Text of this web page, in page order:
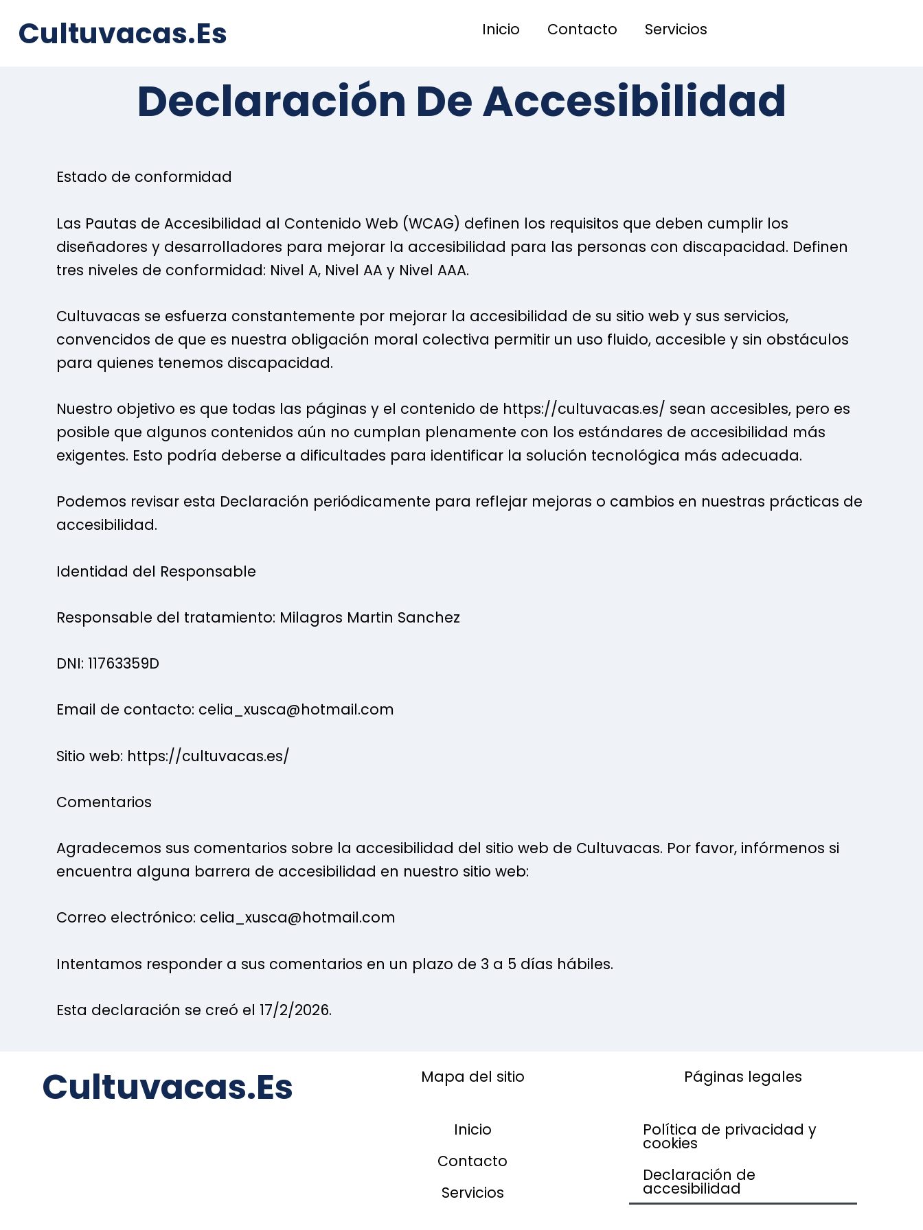
Cultuvacas.es Inicio Contacto Servicios
Declaración De Accesibilidad
Estado de conformidad
Las Pautas de Accesibilidad al Contenido Web (WCAG) definen los requisitos que deben cumplir los
diseñadores y desarrolladores para mejorar la accesibilidad para las personas con discapacidad. Definen
tres niveles de conformidad: Nivel A, Nivel AA y Nivel AAA.
Cultuvacas se esfuerza constantemente por mejorar la accesibilidad de su sitio web y sus servicios,
convencidos de que es nuestra obligación moral colectiva permitir un uso fluido, accesible y sin obstáculos
para quienes tenemos discapacidad.
Nuestro objetivo es que todas las páginas y el contenido de https://cultuvacas.es/ sean accesibles, pero es
posible que algunos contenidos aún no cumplan plenamente con los estándares de accesibilidad más
exigentes. Esto podría deberse a dificultades para identificar la solución tecnológica más adecuada.
Podemos revisar esta Declaración periódicamente para reflejar mejoras o cambios en nuestras prácticas de
accesibilidad.
Identidad del Responsable
Responsable del tratamiento: Milagros Martin Sanchez
DNI: 11763359D
Email de contacto: celia_xusca@hotmail.com
Sitio web: https://cultuvacas.es/
Comentarios
Agradecemos sus comentarios sobre la accesibilidad del sitio web de Cultuvacas. Por favor, infórmenos si
encuentra alguna barrera de accesibilidad en nuestro sitio web:
Correo electrónico: celia_xusca@hotmail.com
Intentamos responder a sus comentarios en un plazo de 3 a 5 días hábiles.
Esta declaración se creó el 17/2/2026.
Cultuvacas.es Mapa del sitio
Inicio
Contacto
Servicios
Páginas legales
Política de privacidad y
cookies
Declaración de
accesibilidad